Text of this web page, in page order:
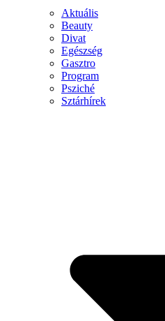
Aktuális
Beauty
Divat
Egészség
Gasztro
Program
Psziché
Sztárhírek